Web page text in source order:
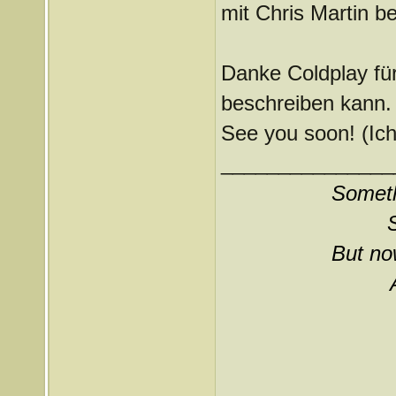
mit Chris Martin
Danke Coldplay
beschreiben kann.
See you soon!
But